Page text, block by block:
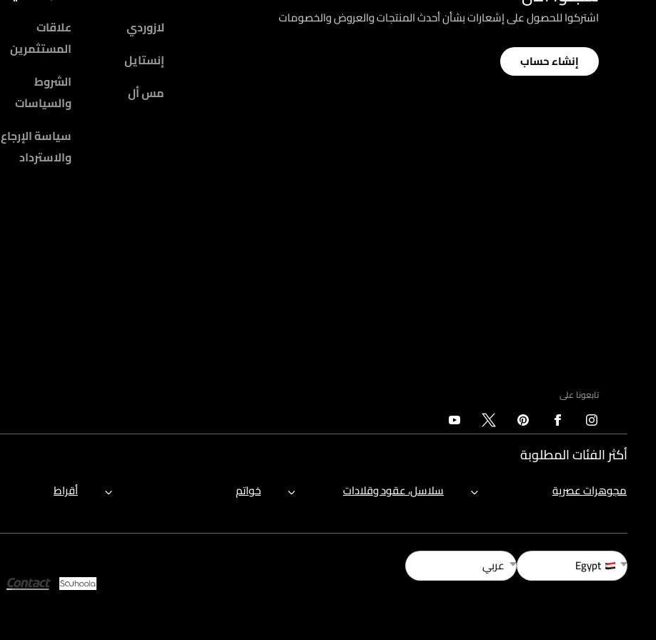
اشتركوا للحصول على إشعارات بشأن أحدث المنتجات والعروض والخصومات
إنشاء حساب
لازوردي
إنستايل
مس أل
علاقات
المستثمرين
الشروط
والسياسات
سياسة الإرجاع
والاسترداد
تابعونا على
أكثر الفئات المطلوبة
مجوهرات عصرية سلاسل، عقود وقلادات خواتم أقراط
Egypt عربي